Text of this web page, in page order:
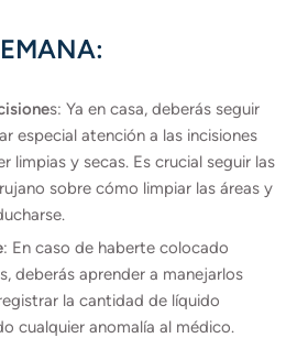
s: Ya en casa, deberás seguir
especial atención a las incisiones
limpias y secas. Es crucial seguir las
sobre cómo limpiar las áreas y
: En caso de haberte colocado
deberás aprender a manejarlos
la cantidad de líquido
cualquier anomalía al médico.